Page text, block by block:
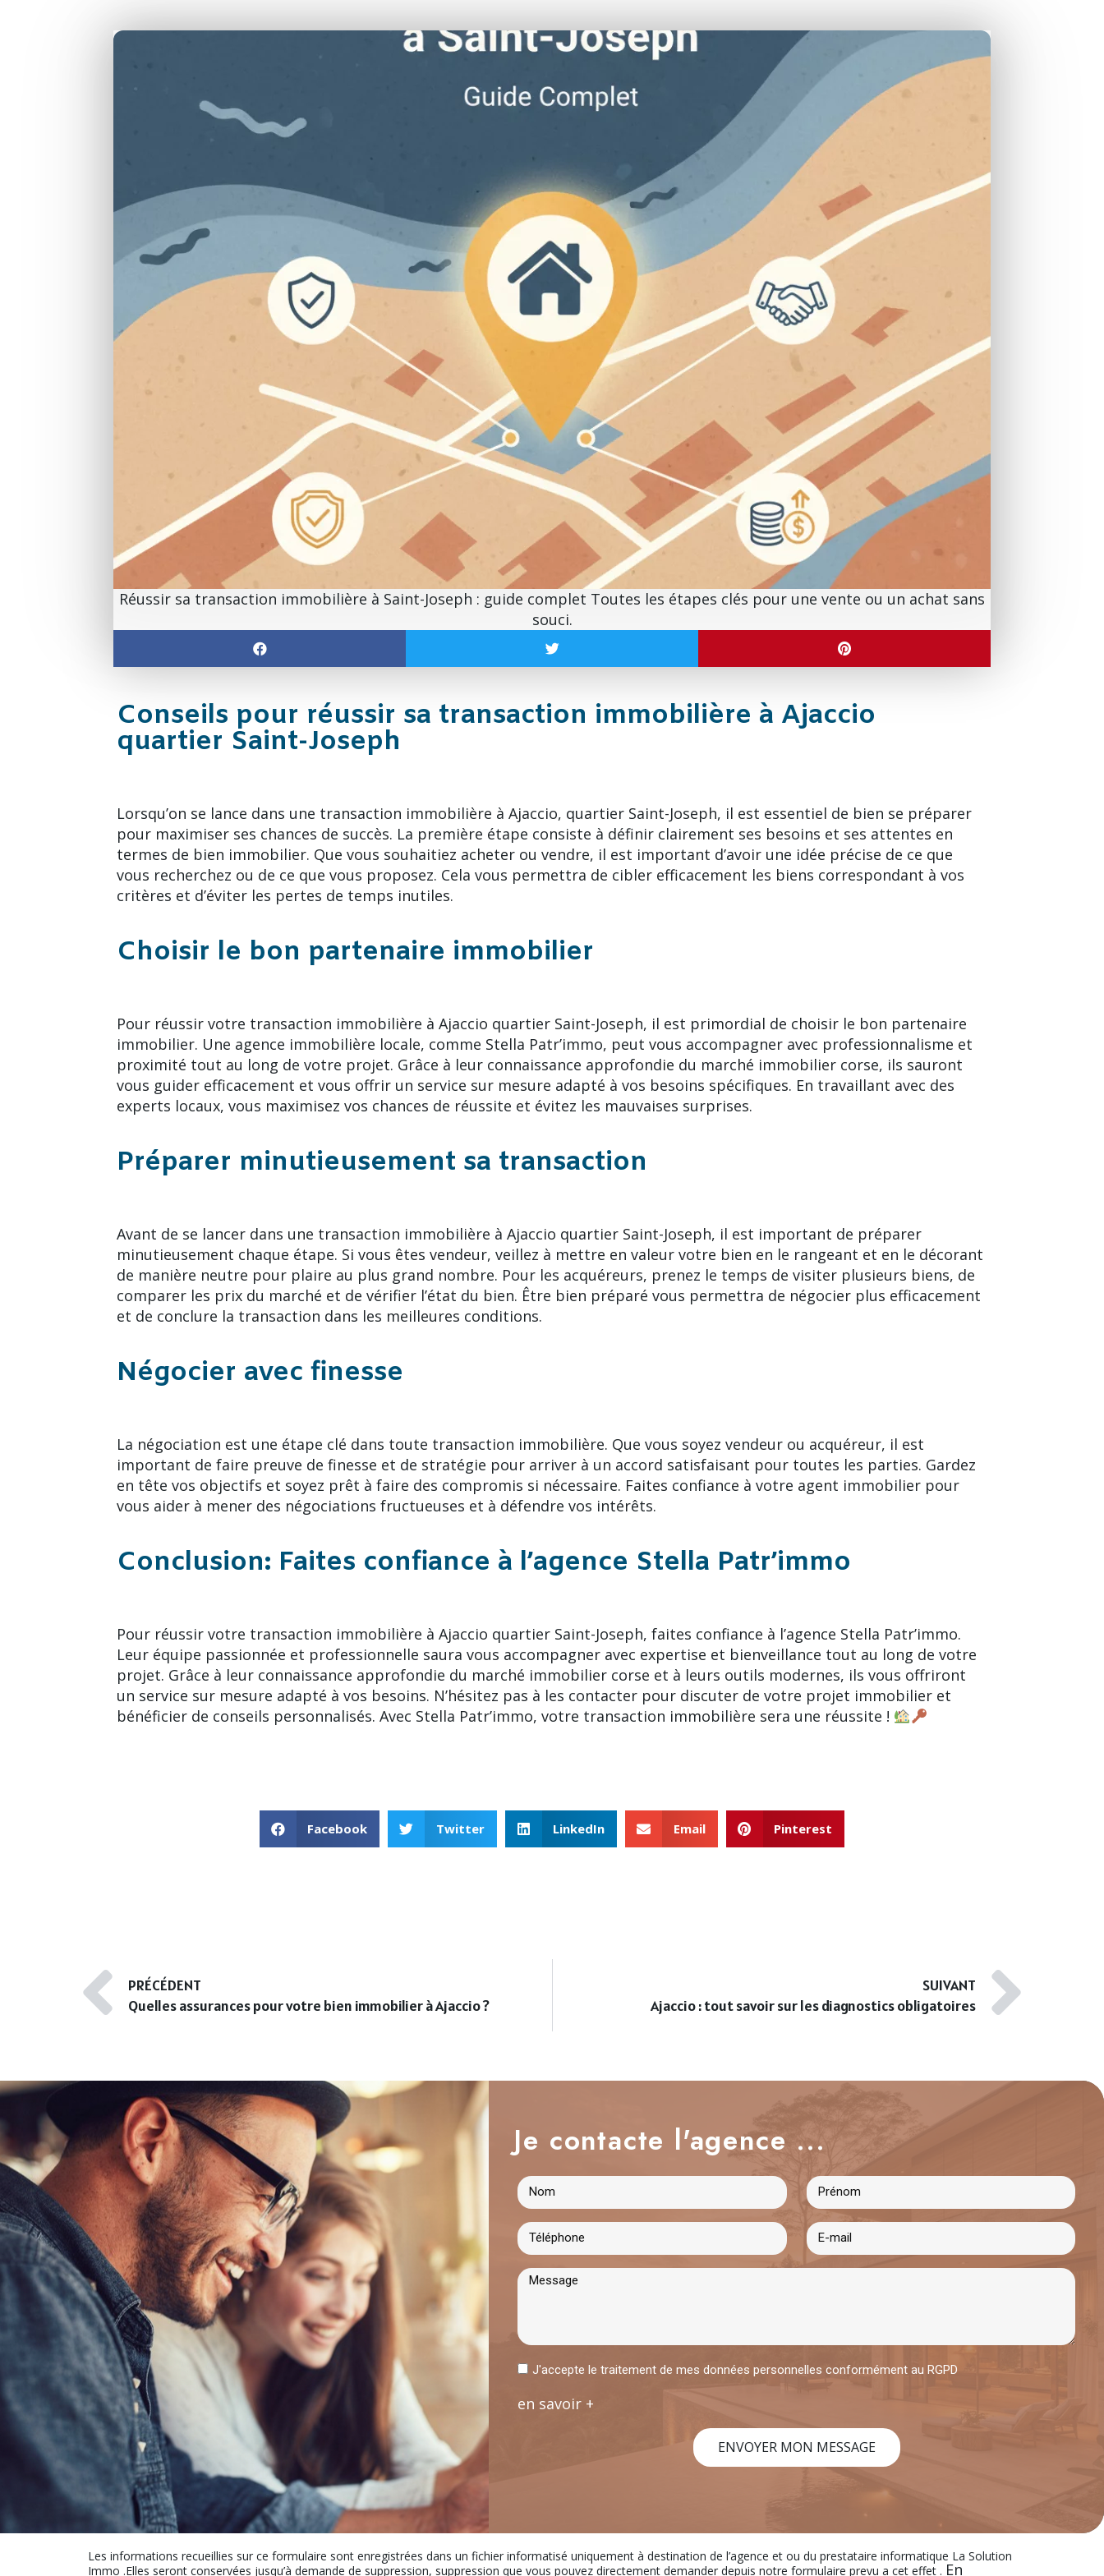
Réussir sa transaction immobilière à Saint-Joseph : guide complet Toutes les étapes clés pour une vente ou un achat sans
souci.
Conseils pour réussir sa transaction immobilière à Ajaccio
quartier Saint-Joseph
Lorsqu’on se lance dans une transaction immobilière à Ajaccio, quartier Saint-Joseph, il est essentiel de bien se préparer
pour maximiser ses chances de succès. La première étape consiste à définir clairement ses besoins et ses attentes en
termes de bien immobilier. Que vous souhaitiez acheter ou vendre, il est important d’avoir une idée précise de ce que
vous recherchez ou de ce que vous proposez. Cela vous permettra de cibler efficacement les biens correspondant à vos
critères et d’éviter les pertes de temps inutiles.
Choisir le bon partenaire immobilier
Pour réussir votre transaction immobilière à Ajaccio quartier Saint-Joseph, il est primordial de choisir le bon partenaire
immobilier. Une agence immobilière locale, comme Stella Patr’immo, peut vous accompagner avec professionnalisme et
proximité tout au long de votre projet. Grâce à leur connaissance approfondie du marché immobilier corse, ils sauront
vous guider efficacement et vous offrir un service sur mesure adapté à vos besoins spécifiques. En travaillant avec des
experts locaux, vous maximisez vos chances de réussite et évitez les mauvaises surprises.
Préparer minutieusement sa transaction
Avant de se lancer dans une transaction immobilière à Ajaccio quartier Saint-Joseph, il est important de préparer
minutieusement chaque étape. Si vous êtes vendeur, veillez à mettre en valeur votre bien en le rangeant et en le décorant
de manière neutre pour plaire au plus grand nombre. Pour les acquéreurs, prenez le temps de visiter plusieurs biens, de
comparer les prix du marché et de vérifier l’état du bien. Être bien préparé vous permettra de négocier plus efficacement
et de conclure la transaction dans les meilleures conditions.
Négocier avec finesse
La négociation est une étape clé dans toute transaction immobilière. Que vous soyez vendeur ou acquéreur, il est
important de faire preuve de finesse et de stratégie pour arriver à un accord satisfaisant pour toutes les parties. Gardez
en tête vos objectifs et soyez prêt à faire des compromis si nécessaire. Faites confiance à votre agent immobilier pour
vous aider à mener des négociations fructueuses et à défendre vos intérêts.
Conclusion: Faites confiance à l’agence Stella Patr’immo
Pour réussir votre transaction immobilière à Ajaccio quartier Saint-Joseph, faites confiance à l’agence Stella Patr’immo.
Leur équipe passionnée et professionnelle saura vous accompagner avec expertise et bienveillance tout au long de votre
projet. Grâce à leur connaissance approfondie du marché immobilier corse et à leurs outils modernes, ils vous offriront
un service sur mesure adapté à vos besoins. N’hésitez pas à les contacter pour discuter de votre projet immobilier et
bénéficier de conseils personnalisés. Avec Stella Patr’immo, votre transaction immobilière sera une réussite !
Facebook Twitter LinkedIn Email Pinterest
PRÉCÉDENT
Quelles assurances pour votre bien immobilier à Ajaccio ?
SUIVANT
Ajaccio : tout savoir sur les diagnostics obligatoires
Je contacte l'agence ...
J'accepte le traitement de mes données personnelles conformément au RGPD
en savoir +
ENVOYER MON MESSAGE
Les informations recueillies sur ce formulaire sont enregistrées dans un fichier informatisé uniquement à destination de l’agence et ou du prestataire informatique La Solution
Immo .Elles seront conservées jusqu’à demande de suppression, suppression que vous pouvez directement demander depuis notre formulaire prevu a cet effet . En